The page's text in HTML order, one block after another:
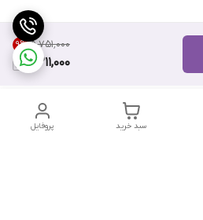
۵٬۷۵۱٬۰۰۰ 9%
5,211,000
پروفایل سبد خرید